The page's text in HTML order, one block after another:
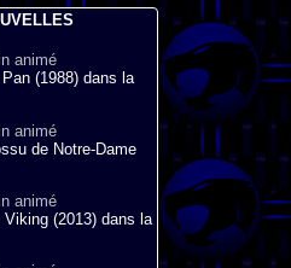
animé
(1988) dans la
animé
de Notre-Dame
animé
(2013) dans la